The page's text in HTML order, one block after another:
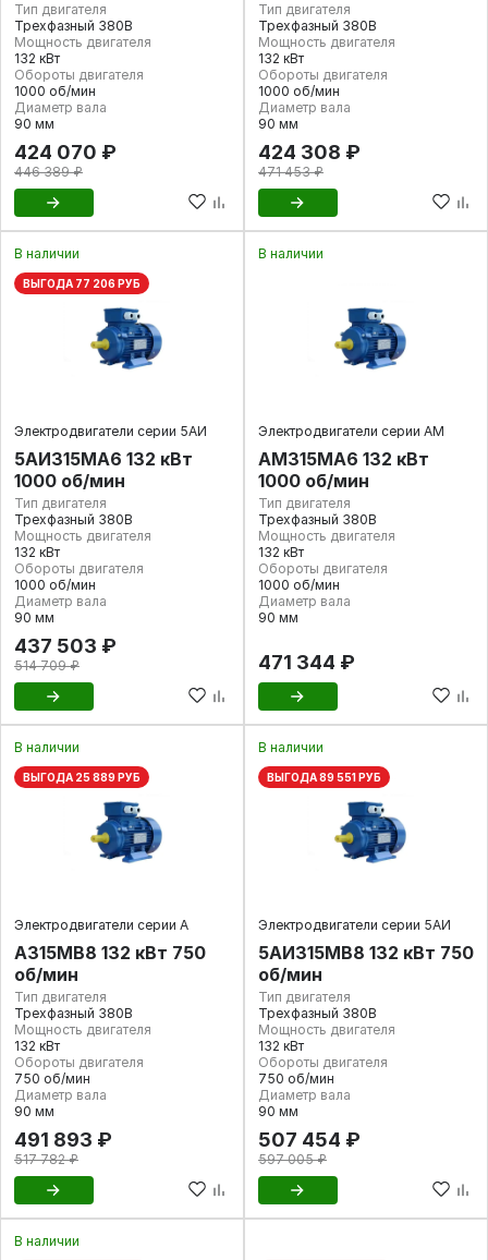
Тип двигателя
Трехфазный 380В
Мощность двигателя
132 кВт
Обороты двигателя
1000 об/мин
Диаметр вала
90 мм
424 070 ₽
446 389 ₽
Тип двигателя
Трехфазный 380В
Мощность двигателя
132 кВт
Обороты двигателя
1000 об/мин
Диаметр вала
90 мм
424 308 ₽
471 453 ₽
В наличии
ВЫГОДА 77 206 РУБ
Электродвигатели серии 5АИ
5АИ315MА6 132 кВт
1000 об/мин
Тип двигателя
Трехфазный 380В
Мощность двигателя
132 кВт
Обороты двигателя
1000 об/мин
Диаметр вала
90 мм
437 503 ₽
514 709 ₽
В наличии
Электродвигатели серии АМ
АМ315МА6 132 кВт
1000 об/мин
Тип двигателя
Трехфазный 380В
Мощность двигателя
132 кВт
Обороты двигателя
1000 об/мин
Диаметр вала
90 мм
471 344 ₽
В наличии
ВЫГОДА 25 889 РУБ
Электродвигатели серии А
А315MВ8 132 кВт 750
об/мин
Тип двигателя
Трехфазный 380В
Мощность двигателя
132 кВт
Обороты двигателя
750 об/мин
Диаметр вала
90 мм
491 893 ₽
517 782 ₽
В наличии
ВЫГОДА 89 551 РУБ
Электродвигатели серии 5АИ
5АИ315MВ8 132 кВт 750
об/мин
Тип двигателя
Трехфазный 380В
Мощность двигателя
132 кВт
Обороты двигателя
750 об/мин
Диаметр вала
90 мм
507 454 ₽
597 005 ₽
В наличии